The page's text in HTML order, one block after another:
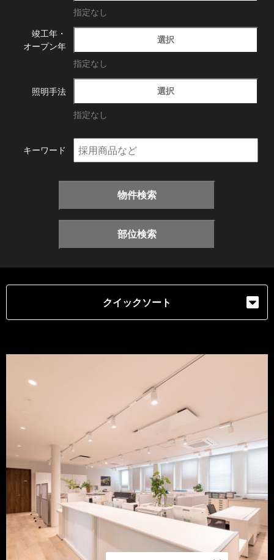
指定なし
竣工年・
オープン年
選択
指定なし
照明手法 選択
指定なし
キーワード
物件検索
部位検索
クイックソート